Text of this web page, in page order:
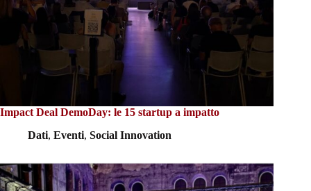
Impact Deal DemoDay: le 15 startup a impatto
Dati, Eventi, Social Innovation